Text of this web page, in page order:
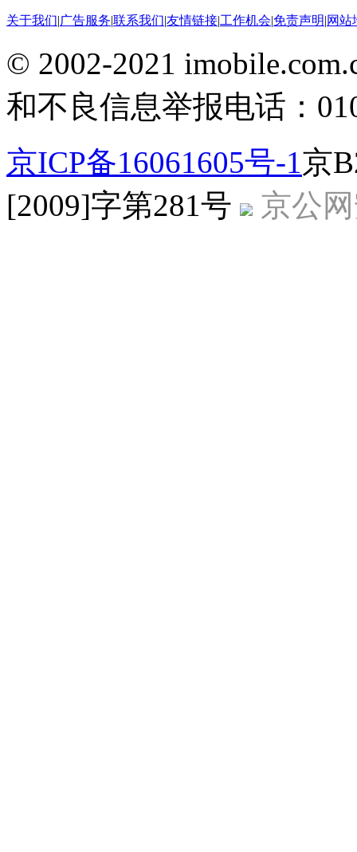
关于我们|广告服务|联系我们|友情链接|工作机会|免责声明|网站
© 2002-2021
和不良信息举报电话：
京ICP备16061605号-1 京
[2009]字第281号
京公